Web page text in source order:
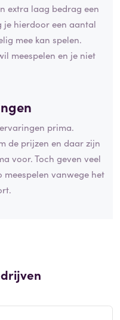
extra laag bedrag een
je hierdoor een aantal
mee kan spelen.
meespelen en je niet
prima.
de prijzen en daar zijn
voor. Toch geven veel
meespelen vanwege het